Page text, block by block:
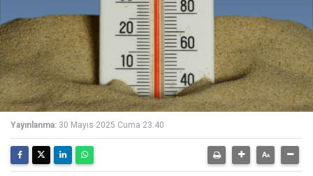
Yayınlanma: 30 Mayıs 2025 Cuma 23:40